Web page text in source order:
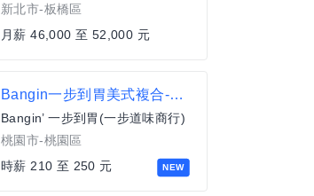
新北市-板橋區
月薪 46,000 至 52,000 元
NEW
Bangin一步到胃美式複合-晚班工讀/兼職
Bangin’ 一步到胃(一步道味商行)
桃園市-桃園區
時薪 210 至 250 元